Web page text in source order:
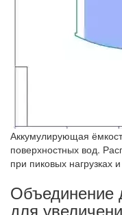
Аккумулирующая
поверхностных вод.
при пиковых нагрузках
Объединение
для